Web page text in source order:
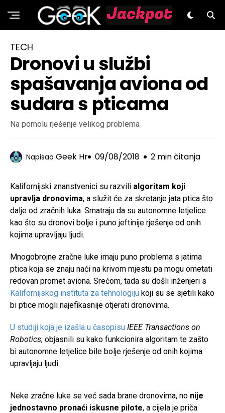
GeeK.hr
TECH
Dronovi u službi
spašavanja aviona od
sudara s pticama
Na pomolu rješenje velikog problema
Napisao Geek Hr 09/08/2018 2 min čitanja
Kalifornijski znanstvenici su razvili algoritam koji
upravlja dronovima, a služit će za skretanje jata ptica što
dalje od zračnih luka. Smatraju da su autonomne letjelice
kao što su dronovi bolje i puno jeftinije rješenje od onih
kojima upravljaju ljudi.
Mnogobrojne zračne luke imaju puno problema s jatima
ptica koja se znaju naći na krivom mjestu pa mogu ometati
redovan promet aviona. Srećom, tada su došli inženjeri s
Kalifornijskog instituta za tehnologiju koji su se sjetili kako
bi ptice mogli najefikasnije otjerati dronovima.
U studiji koja je izašla u časopisu IEEE Transactions on
Robotics, objasnili su kako funkcionira algoritam te zašto
bi autonomne letjelice bile bolje rješenje od onih kojima
upravljaju ljudi.
Neke zračne luke se već sada brane dronovima, no nije
jednostavno pronaći iskusne pilote, a cijela je priča